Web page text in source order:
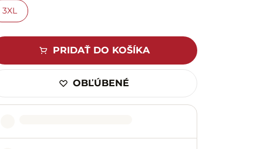
3XL
PRIDAŤ DO KOŠÍKA
OBĽÚBENÉ